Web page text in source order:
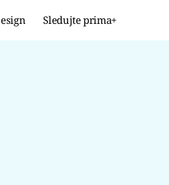
Sledujte prima+